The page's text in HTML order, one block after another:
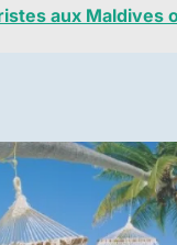
aux Maldives